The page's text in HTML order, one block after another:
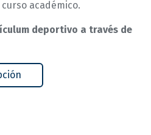
académico.
deportivo a través de